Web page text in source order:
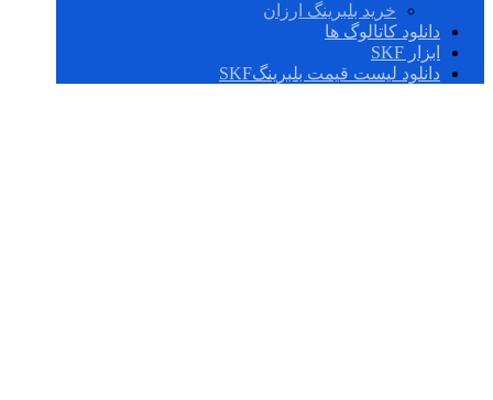
خرید بلبرینگ ارزان
دانلود کاتالوگ ها
ابزار SKF
دانلود لیست قیمت بلبرینگSKF